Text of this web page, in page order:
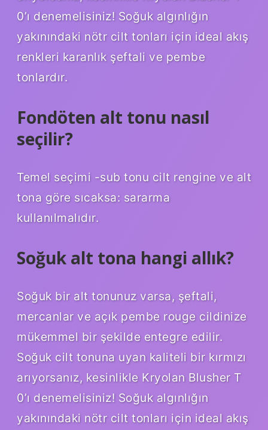
0’ı denemelisiniz! Soğuk algınlığın
yakınındaki nötr cilt tonları için ideal akış
renkleri karanlık şeftali ve pembe
tonlardır.
Fondöten alt tonu nasıl
seçilir?
Temel seçimi -sub tonu cilt rengine ve alt
tona göre sıcaksa: sararma
kullanılmalıdır.
Soğuk alt tona hangi allık?
Soğuk bir alt tonunuz varsa, şeftali,
mercanlar ve açık pembe rouge cildinize
mükemmel bir şekilde entegre edilir.
Soğuk cilt tonuna uyan kaliteli bir kırmızı
arıyorsanız, kesinlikle Kryolan Blusher T
0’ı denemelisiniz! Soğuk algınlığın
yakınındaki nötr cilt tonları için ideal akış